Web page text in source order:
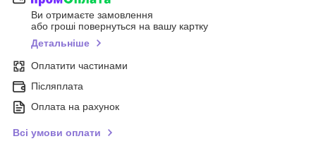
Ви отримаєте замовлення
або гроші повернуться на вашу картку
Детальніше
Оплатити частинами
Післяплата
Оплата на рахунок
Всі умови оплати